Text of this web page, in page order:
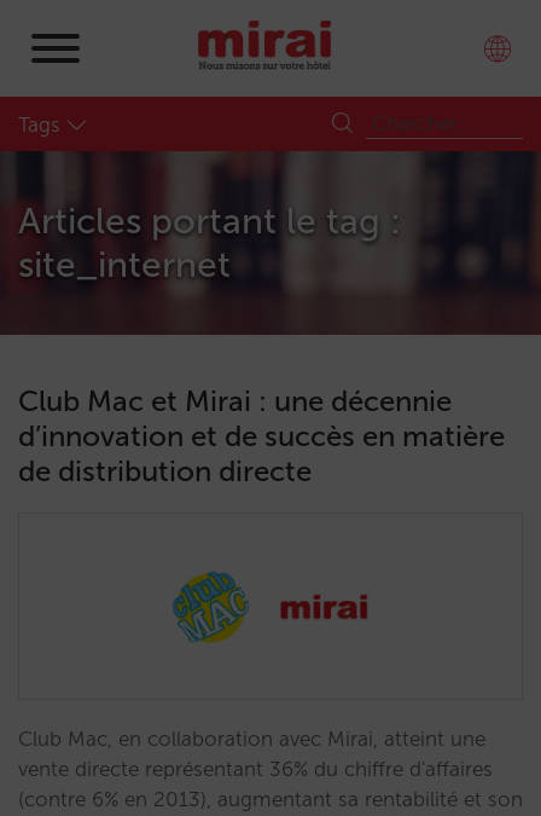
Tags
Articles portant le tag :
site_internet
Club Mac et Mirai : une décennie
d’innovation et de succès en matière
de distribution directe
Club Mac, en collaboration avec Mirai, atteint une
vente directe représentant 36% du chiffre d'affaires
(contre 6% en 2013), augmentant sa rentabilité et son